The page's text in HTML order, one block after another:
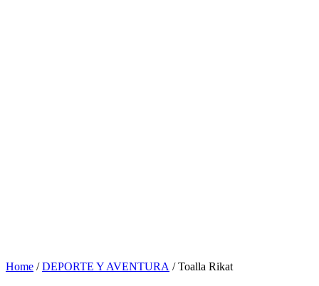
Home /DEPORTE Y AVENTURA / Toalla Rikat